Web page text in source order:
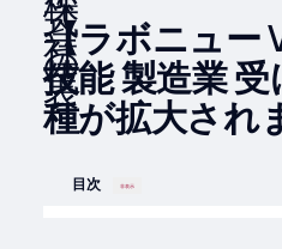
【ラボニュー
技能 製造業
種が拡大され
目次 非表示